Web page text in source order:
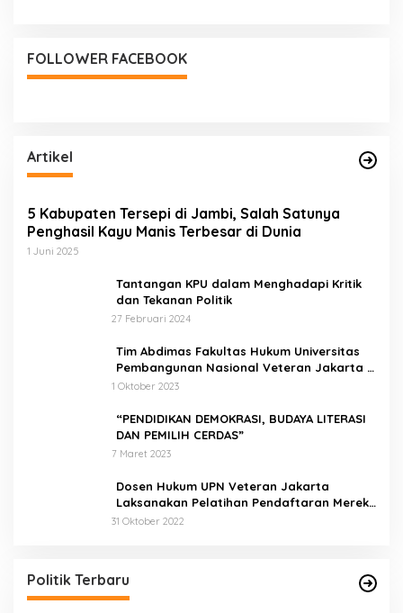
FOLLOWER FACEBOOK
Artikel
5 Kabupaten Tersepi di Jambi, Salah Satunya
Penghasil Kayu Manis Terbesar di Dunia
1 Juni 2025
Tantangan KPU dalam Menghadapi Kritik
dan Tekanan Politik
27 Februari 2024
Tim Abdimas Fakultas Hukum Universitas
Pembangunan Nasional Veteran Jakarta
Melakukan Pendampingan dan
1 Oktober 2023
“PENDIDIKAN DEMOKRASI, BUDAYA LITERASI
DAN PEMILIH CERDAS”
7 Maret 2023
Dosen Hukum UPN Veteran Jakarta
Laksanakan Pelatihan Pendaftaran Merek
di Desa Jatisura Kabupaten Indramayu
31 Oktober 2022
Politik Terbaru
Di Politik, Titik Kota Jambi